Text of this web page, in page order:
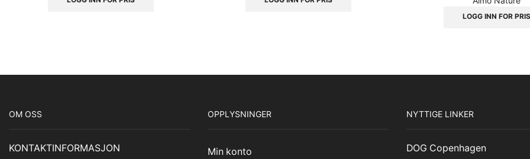
LOGG INN FOR PRIS
OM OSS
KONTAKTINFORMASJON
OPPLYSNINGER
Min konto
NYTTIGE LINKER
DOG Copenhagen